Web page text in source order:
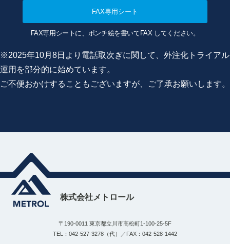
FAX専用シート
FAX専用シートに、ポンチ絵を書いてFAX してください。
※2025年10月8日より電話取次ぎに関して、外注化トライアル
運用を部分的に始めています。
ご不便おかけすることもございますが、ご了承お願いします。
株式会社メトロール
〒190-0011 東京都立川市高松町1-100-25-5F
TEL：042-527-3278（代）／FAX：042-528-1442